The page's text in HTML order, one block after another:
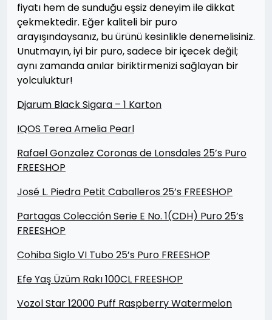
fiyatı hem de sunduğu eşsiz deneyim ile dikkat
çekmektedir. Eğer kaliteli bir puro
arayışındaysanız, bu ürünü kesinlikle denemelisiniz.
Unutmayın, iyi bir puro, sadece bir içecek değil;
aynı zamanda anılar biriktirmenizi sağlayan bir
yolculuktur!
Djarum Black Sigara – 1 Karton
IQOS Terea Amelia Pearl
Rafael Gonzalez Coronas de Lonsdales 25’s Puro
FREESHOP
José L. Piedra Petit Caballeros 25’s FREESHOP
Partagas Colección Serie E No. 1(CDH) Puro 25’s
FREESHOP
Cohiba Siglo VI Tubo 25’s Puro FREESHOP
Efe Yaş Üzüm Rakı 100CL FREESHOP
Vozol Star 12000 Puff Raspberry Watermelon